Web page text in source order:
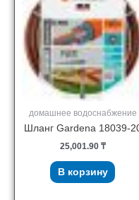
домашнее водоснабжение
Шланг Gardena 18039-
25,001.90 ₸
В корзину